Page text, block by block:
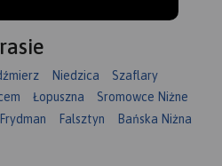
Niedzica
Szaflary
Łopuszna
Sromowce Niżne
Frydman Falsztyn
Bańska Niżna